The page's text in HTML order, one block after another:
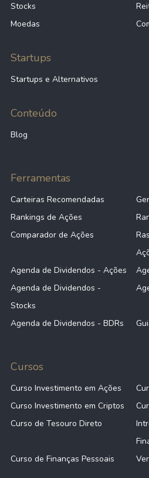
Stocks
Moedas
Startups
Startups e Alternativos
Conteúdo
Blog
Ferramentas
Carteiras Recomendadas
Rankings de Ações
Comparador de Ações
Agenda de Dividendos - Ações
Agenda de Dividendos -
Stocks
Agenda de Dividendos - BDRs
Cursos
Curso Investimento em Ações
Curso Investimento em Criptos
Curso de Tesouro Direto
Curso de Finanças Pessoais